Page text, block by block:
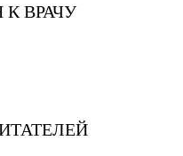
К ВРАЧУ